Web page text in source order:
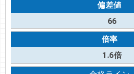
偏差値
66
倍率
1.6倍